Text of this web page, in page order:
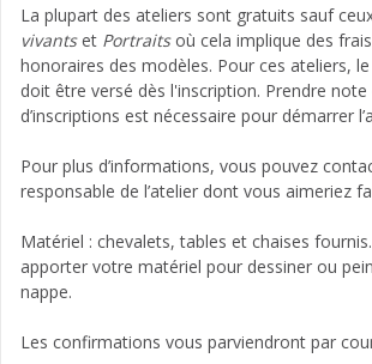
La plupart des ateliers sont gratuits sauf
vivantset Portraitsoù cela implique des
honoraires des modèles. Pour ces ateliers,
doit être versé dès l'inscription. Prendre note
d’inscriptions est nécessaire pour démarrer
Pour plus d’informations, vous pouvez
responsable de l’atelier dont vous aimeriez
Matériel : chevalets, tables et chaises
apporter votre matériel pour dessiner ou
nappe.
Les confirmations vous parviendront par